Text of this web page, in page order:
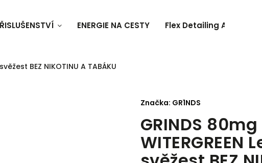
ENERGIE NA CESTY Flex Detailing Academy
BEZ NIKOTINU A TABÁKU
GRINDS 80mg
WITERGREEN
Značka: GR1NDS